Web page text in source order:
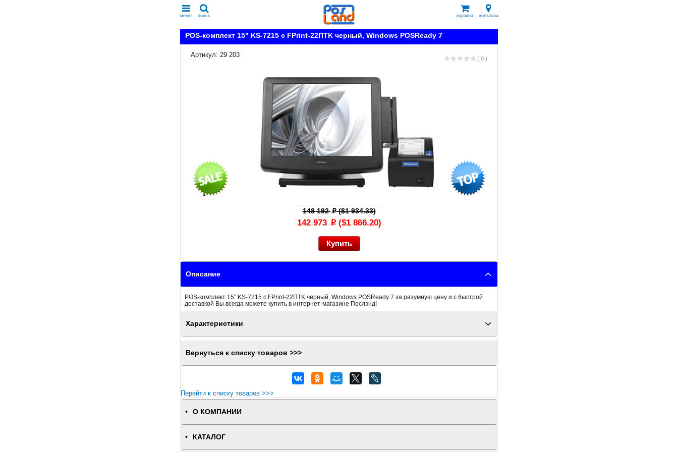
меню поиск корзина контакты
POS-комплект 15" KS-7215 c FPrint-22ПТK черный, Windows POSReady 7
Артикул: 29 203
( 0 )
148 192p($1 934.33)
142 973 p($1 866.20)
Описание
POS-комплект 15" KS-7215 c FPrint-22ПТK черный, Windows POSReady 7 за разумную цену и с быстрой
доставкой Вы всегда можете купить в интернет-магазине Послэнд!
Характеристики
Вернуться к списку товаров >>>
Перейти к списку товаров >>>
О КОМПАНИИ
КАТАЛОГ